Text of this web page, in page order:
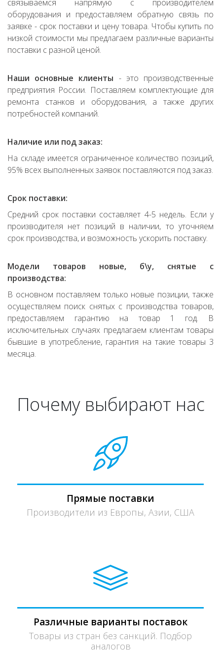
связываемся напрямую с производителем
оборудования и предоставляем обратную связь по
заявке - срок поставки и цену товара. Чтобы купить по
низкой стоимости мы предлагаем различные варианты
поставки с разной ценой.
Наши основные клиенты - это производственные
предприятия России. Поставляем комплектующие для
ремонта станков и оборудования, а также других
потребностей компаний.
Наличие или под заказ:
На складе имеется ограниченное количество позиций,
95% всех выполненных заявок поставляются под заказ.
Срок поставки:
Средний срок поставки составляет 4-5 недель. Если у
производителя нет позиций в наличии, то уточняем
срок производства, и возможность ускорить поставку.
Модели товаров новые, б\у, снятые с
производства:
В основном поставляем только новые позиции, также
осуществляем поиск снятых с производства товаров,
предоставляем гарантию на товар 1 год. В
исключительных случаях предлагаем клиентам товары
бывшие в употребление, гарантия на такие товары 3
месяца.
Почему выбирают нас
Прямые поставки
Производители из Европы, Азии, США
Различные варианты поставок
Товары из стран без санкций. Подбор
аналогов